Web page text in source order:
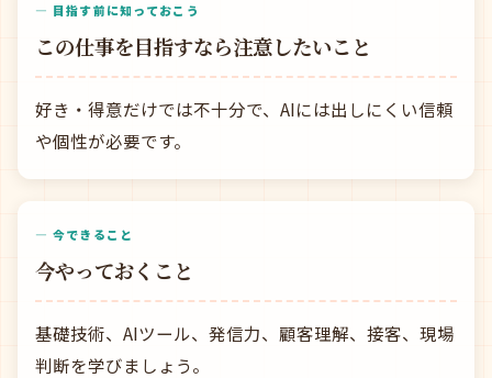
— 目指す前に知っておこう
この仕事を目指すなら注意したいこと
好き・得意だけでは不十分で、AIには出しにくい信頼
や個性が必要です。
— 今できること
今やっておくこと
基礎技術、AIツール、発信力、顧客理解、接客、現場
判断を学びましょう。